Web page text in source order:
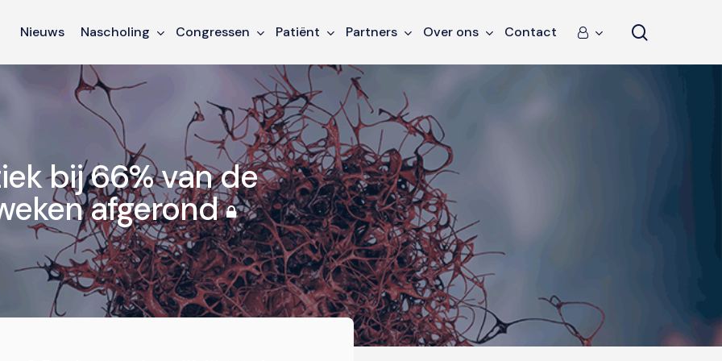
Nieuws Nascholing Congressen Patiënt Partners Over ons Contact
bij 66% van de
afgerond